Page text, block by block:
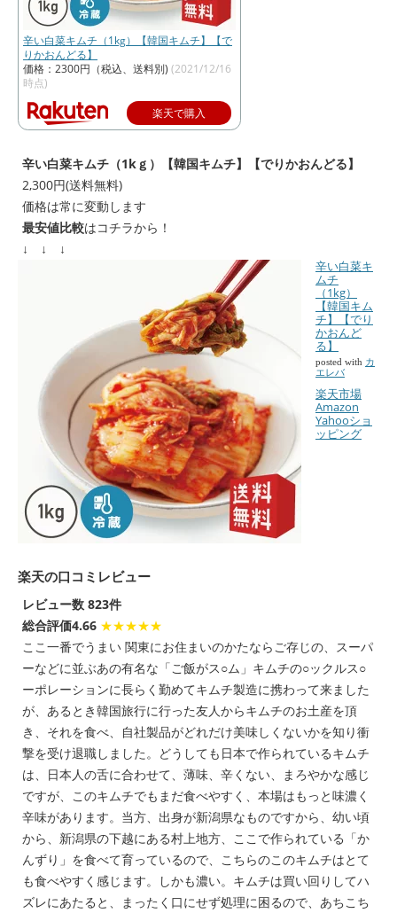
辛い白菜キムチ（1kg）【韓国キムチ】【で
りかおんどる】
価格：2300円（税込、送料別) (2021/12/16
時点)
楽天で購入
辛い白菜キムチ（1kｇ）【韓国キムチ】【でりかおんどる】
2,300円(送料無料)
価格は常に変動します
最安値比較はコチラから！
↓ ↓ ↓
辛い白菜キ
ムチ
（1kg）
【韓国キム
チ】【でり
かおんど
る】
posted with カ
エレバ
楽天市場
Amazon
Yahooショ
ッピング
楽天の口コミレビュー
レビュー数 823件
総合評価4.66 ★★★★★
ここ一番でうまい 関東にお住まいのかたならご存じの、スーパ
ーなどに並ぶあの有名な「ご飯がス○ム」キムチの○ックルス○
ーポレーションに長らく勤めてキムチ製造に携わって来ました
が、あるとき韓国旅行に行った友人からキムチのお土産を頂
き、それを食べ、自社製品がどれだけ美味しくないかを知り衝
撃を受け退職しました。どうしても日本で作られているキムチ
は、日本人の舌に合わせて、薄味、辛くない、まろやかな感じ
ですが、このキムチでもまだ食べやすく、本場はもっと味濃く
辛味があります。当方、出身が新潟県なものですから、幼い頃
から、新潟県の下越にある村上地方、ここで作られている「か
んずり」を食べて育っているので、こちらのこのキムチはとて
も食べやすく感じます。しかも濃い。キムチは買い回りしてハ
ズレにあたると、まったく口にせず処理に困るので、あちこち